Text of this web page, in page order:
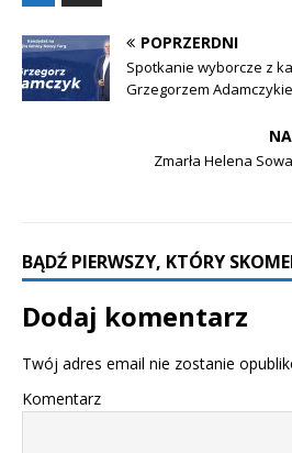
POPRZERDNI
Spotkanie wyborcze z
Grzegorzem
Zmarła Helena
BĄDŹ PIERWSZY, KTÓRY
Dodaj komentarz
Twój adres email nie zostanie
Komentarz